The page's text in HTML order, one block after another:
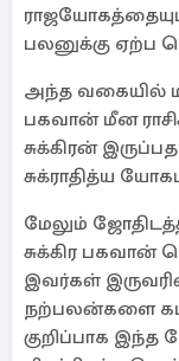
பலனுக்கு ஏற்ப
அந்த வகையில்
பகவான் மீன
சுக்கிரன்
சுக்ராதித்ய
மேலும்
சுக்கிர பகவான்
இவர்கள்
நற்பலன்களை
குறிப்பாக இந்த